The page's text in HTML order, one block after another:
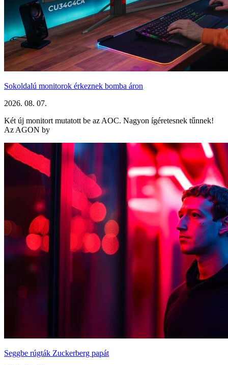
Sokoldalú monitorok érkeznek bomba áron
2026. 08. 07.
Két új monitort mutatott be az AOC. Nagyon ígéretesnek tűnnek!
Az AGON by
Seggbe rúgták Zuckerberg papát